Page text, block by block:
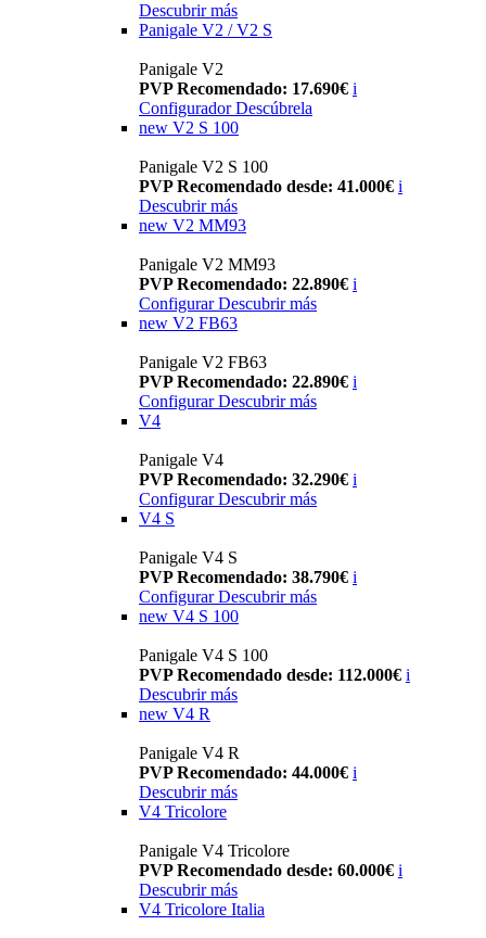
Descubrir más
Panigale V2 / V2 S
Panigale V2
PVP Recomendado: 17.690€ i
Configurador Descúbrela
new V2 S 100
Panigale V2 S 100
PVP Recomendado desde: 41.000€ i
Descubrir más
new V2 MM93
Panigale V2 MM93
PVP Recomendado: 22.890€ i
Configurar Descubrir más
new V2 FB63
Panigale V2 FB63
PVP Recomendado: 22.890€ i
Configurar Descubrir más
V4
Panigale V4
PVP Recomendado: 32.290€ i
Configurar Descubrir más
V4 S
Panigale V4 S
PVP Recomendado: 38.790€ i
Configurar Descubrir más
new V4 S 100
Panigale V4 S 100
PVP Recomendado desde: 112.000€ i
Descubrir más
new V4 R
Panigale V4 R
PVP Recomendado: 44.000€ i
Descubrir más
V4 Tricolore
Panigale V4 Tricolore
PVP Recomendado desde: 60.000€ i
Descubrir más
V4 Tricolore Italia